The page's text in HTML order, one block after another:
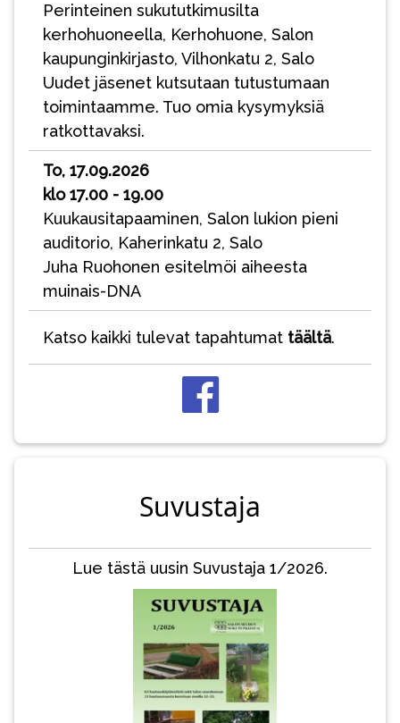
Perinteinen sukututkimusilta
kerhohuoneella, Kerhohuone, Salon
kaupunginkirjasto, Vilhonkatu 2, Salo
Uudet jäsenet kutsutaan tutustumaan
toimintaamme. Tuo omia kysymyksiä
ratkottavaksi.
To, 17.09.2026
klo 17.00 - 19.00
Kuukausitapaaminen, Salon lukion pieni
auditorio, Kaherinkatu 2, Salo
Juha Ruohonen esitelmöi aiheesta
muinais-DNA
Katso kaikki tulevat tapahtumat täältä.
Suvustaja
Lue tästä uusin Suvustaja 1/2026.